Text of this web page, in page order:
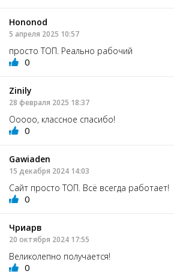
Hononod
5 апреля 2025 10:57
просто ТОП. Реально рабочий
0
Zinily
28 февраля 2025 18:37
Ооооо, классное спасибо!
0
Gawiaden
15 декабря 2024 14:03
Сайт просто ТОП. Всё всегда работает!
0
Чриарв
20 октября 2024 17:55
Великолепно получается!
0